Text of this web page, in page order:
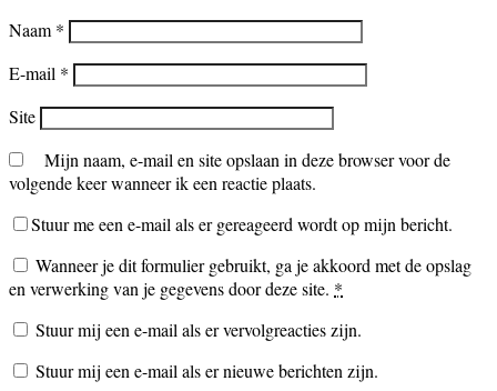
Naam *
E-mail *
Site
Mijn naam, e-mail en site opslaan in deze browser voor de
volgende keer wanneer ik een reactie plaats.
Stuur me een e-mail als er gereageerd wordt op mijn bericht.
Wanneer je dit formulier gebruikt, ga je akkoord met de opslag
en verwerking van je gegevens door deze site. *
Stuur mij een e-mail als er vervolgreacties zijn.
Stuur mij een e-mail als er nieuwe berichten zijn.